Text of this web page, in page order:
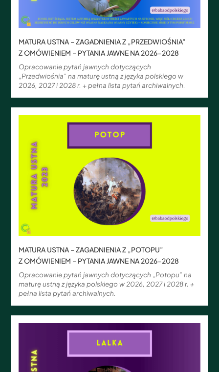
MATURA USTNA – ZAGADNIENIA Z „PRZEDWIOŚNIA”
Z OMÓWIENIEM – PYTANIA JAWNE NA 2026-2028
Opracowanie pytań jawnych dotyczących
„Przedwiośnia” na maturę ustną z języka polskiego w
2026, 2027 i 2028 r. + pełna lista pytań archiwalnych.
MATURA USTNA – ZAGADNIENIA Z „POTOPU”
Z OMÓWIENIEM – PYTANIA JAWNE NA 2026-2028
Opracowanie pytań jawnych dotyczących „Potopu” na
maturę ustną z języka polskiego w 2026, 2027 i 2028 r. +
pełna lista pytań archiwalnych.